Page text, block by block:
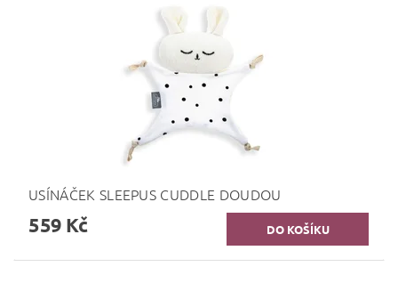
USÍNÁČEK SLEEPUS CUDDLE DOUDOU
559 Kč